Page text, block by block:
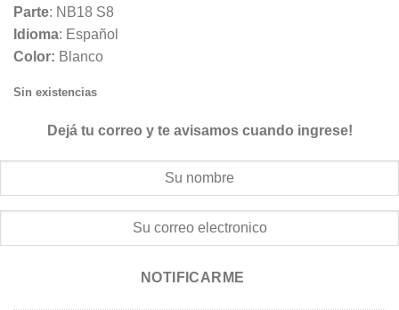
Parte: NB18 S8
Idioma: Español
Color: Blanco
Sin existencias
Dejá tu correo y te avisamos cuando ingrese!
NOTIFICARME